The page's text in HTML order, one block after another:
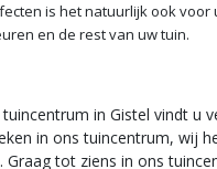
is het natuurlijk ook voor
en de rest van uw tuin.
in Gistel vindt u
in ons tuincentrum, wij
. Graag tot ziens in ons